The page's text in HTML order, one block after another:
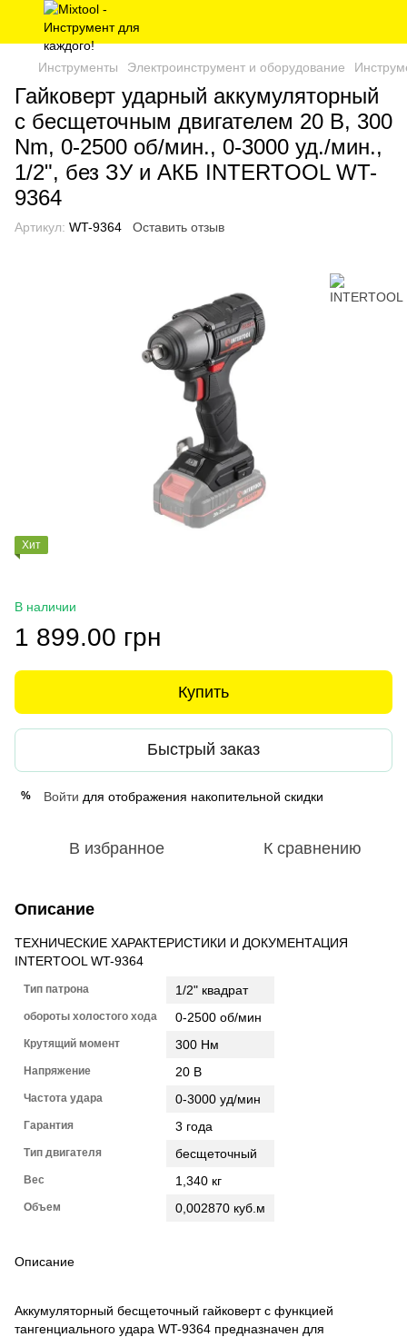
Инструменты Электроинструмент и оборудование
Гайковерт ударный аккумуляторный
с бесщеточным двигателем 20 В, 300
Nm, 0-2500 об/мин., 0-3000 уд./мин.,
1/2", без ЗУ и АКБ INTERTOOL WT-
9364
Артикул: WT-9364 Оставить отзыв
Хит
В наличии
1 899.00 грн
Купить
Быстрый заказ
% Войти для отображения накопительной скидки
В избранное К сравнению
Описание
ТЕХНИЧЕСКИЕ ХАРАКТЕРИСТИКИ И ДОКУМЕНТАЦИЯ
INTERTOOL WT-9364
Тип патрона 1/2" квадрат
обороты холостого хода 0-2500 об/мин
Крутящий момент 300 Нм
Напряжение 20 В
Частота удара 0-3000 уд/мин
Гарантия 3 года
Тип двигателя бесщеточный
Вес 1,340 кг
Объем 0,002870 куб.м
Описание
Аккумуляторный бесщеточный гайковерт с функцией
тангенциального удара WT-9364 предназначен для